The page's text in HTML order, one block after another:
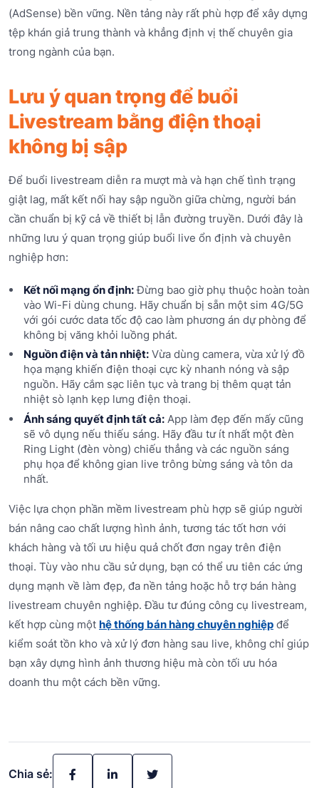
(AdSense) bền vững. Nền tảng này rất phù hợp để xây dựng
tệp khán giả trung thành và khẳng định vị thế chuyên gia
trong ngành của bạn.
Lưu ý quan trọng để buổi
Livestream bằng điện thoại
không bị sập
Để buổi livestream diễn ra mượt mà và hạn chế tình trạng
giật lag, mất kết nối hay sập nguồn giữa chừng, người bán
cần chuẩn bị kỹ cả về thiết bị lẫn đường truyền. Dưới đây là
những lưu ý quan trọng giúp buổi live ổn định và chuyên
nghiệp hơn:
Kết nối mạng ổn định:Đừng bao giờ phụ thuộc hoàn toàn
vào Wi-Fi dùng chung. Hãy chuẩn bị sẵn một sim 4G/5G
với gói cước data tốc độ cao làm phương án dự phòng để
không bị văng khỏi luồng phát.
Nguồn điện và tản nhiệt:Vừa dùng camera, vừa xử lý đồ
họa mạng khiến điện thoại cực kỳ nhanh nóng và sập
nguồn. Hãy cắm sạc liên tục và trang bị thêm quạt tản
nhiệt sò lạnh kẹp lưng điện thoại.
Ánh sáng quyết định tất cả:App làm đẹp đến mấy cũng
sẽ vô dụng nếu thiếu sáng. Hãy đầu tư ít nhất một đèn
Ring Light (đèn vòng) chiếu thẳng và các nguồn sáng
phụ họa để không gian live trông bừng sáng và tôn da
nhất.
Việc lựa chọn phần mềm livestream phù hợp sẽ giúp người
bán nâng cao chất lượng hình ảnh, tương tác tốt hơn với
khách hàng và tối ưu hiệu quả chốt đơn ngay trên điện
thoại. Tùy vào nhu cầu sử dụng, bạn có thể ưu tiên các ứng
dụng mạnh về làm đẹp, đa nền tảng hoặc hỗ trợ bán hàng
livestream chuyên nghiệp. Đầu tư đúng công cụ livestream,
kết hợp cùng một hệ thống bán hàng chuyên nghiệp để
kiểm soát tồn kho và xử lý đơn hàng sau live, không chỉ giúp
bạn xây dựng hình ảnh thương hiệu mà còn tối ưu hóa
doanh thu một cách bền vững.
Chia sẻ: